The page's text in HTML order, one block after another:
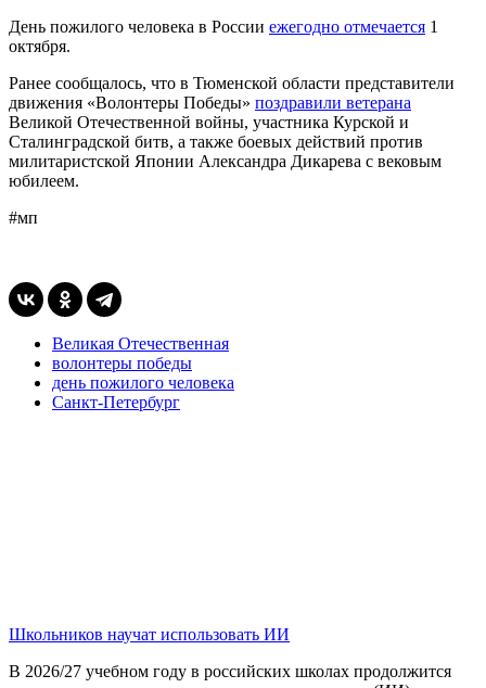
День пожилого человека в России ежегодно отмечается 1
октября.
Ранее сообщалось, что в Тюменской области представители
движения «Волонтеры Победы» поздравили ветерана
Великой Отечественной войны, участника Курской и
Сталинградской битв, а также боевых действий против
милитаристской Японии Александра Дикарева с вековым
юбилеем.
#мп
Великая Отечественная
волонтеры победы
день пожилого человека
Санкт-Петербург
Школьников научат использовать ИИ
В 2026/27 учебном году в российских школах продолжится